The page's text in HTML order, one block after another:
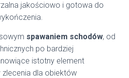
jakościowo i gotowa do
spawaniem schodów, od
po bardziej
istotny element
zlecenia dla obiektów